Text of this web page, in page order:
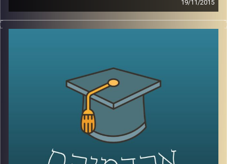
19/11/2015
דוקטור שירי רזניק מספרת על מחאות נשיות
ה-60 וה-90, סרטי דיסני, מכתבים של ילדים
וילדות למפיקי טלוויזיה והספר "המיסתורין
AudioVersity